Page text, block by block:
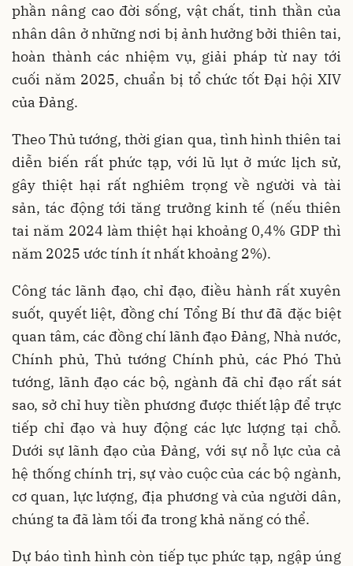
phần nâng cao đời sống, vật chất, tinh thần của
nhân dân ở những nơi bị ảnh hưởng bởi thiên tai,
hoàn thành các nhiệm vụ, giải pháp từ nay tới
cuối năm 2025, chuẩn bị tổ chức tốt Đại hội XIV
của Đảng.
Theo Thủ tướng, thời gian qua, tình hình thiên tai
diễn biến rất phức tạp, với lũ lụt ở mức lịch sử,
gây thiệt hại rất nghiêm trọng về người và tài
sản, tác động tới tăng trưởng kinh tế (nếu thiên
tai năm 2024 làm thiệt hại khoảng 0,4% GDP thì
năm 2025 ước tính ít nhất khoảng 2%).
Công tác lãnh đạo, chỉ đạo, điều hành rất xuyên
suốt, quyết liệt, đồng chí Tổng Bí thư đã đặc biệt
quan tâm, các đồng chí lãnh đạo Đảng, Nhà nước,
Chính phủ, Thủ tướng Chính phủ, các Phó Thủ
tướng, lãnh đạo các bộ, ngành đã chỉ đạo rất sát
sao, sở chỉ huy tiền phương được thiết lập để trực
tiếp chỉ đạo và huy động các lực lượng tại chỗ.
Dưới sự lãnh đạo của Đảng, với sự nỗ lực của cả
hệ thống chính trị, sự vào cuộc của các bộ ngành,
cơ quan, lực lượng, địa phương và của người dân,
chúng ta đã làm tối đa trong khả năng có thể.
Dự báo tình hình còn tiếp tục phức tạp, ngập úng